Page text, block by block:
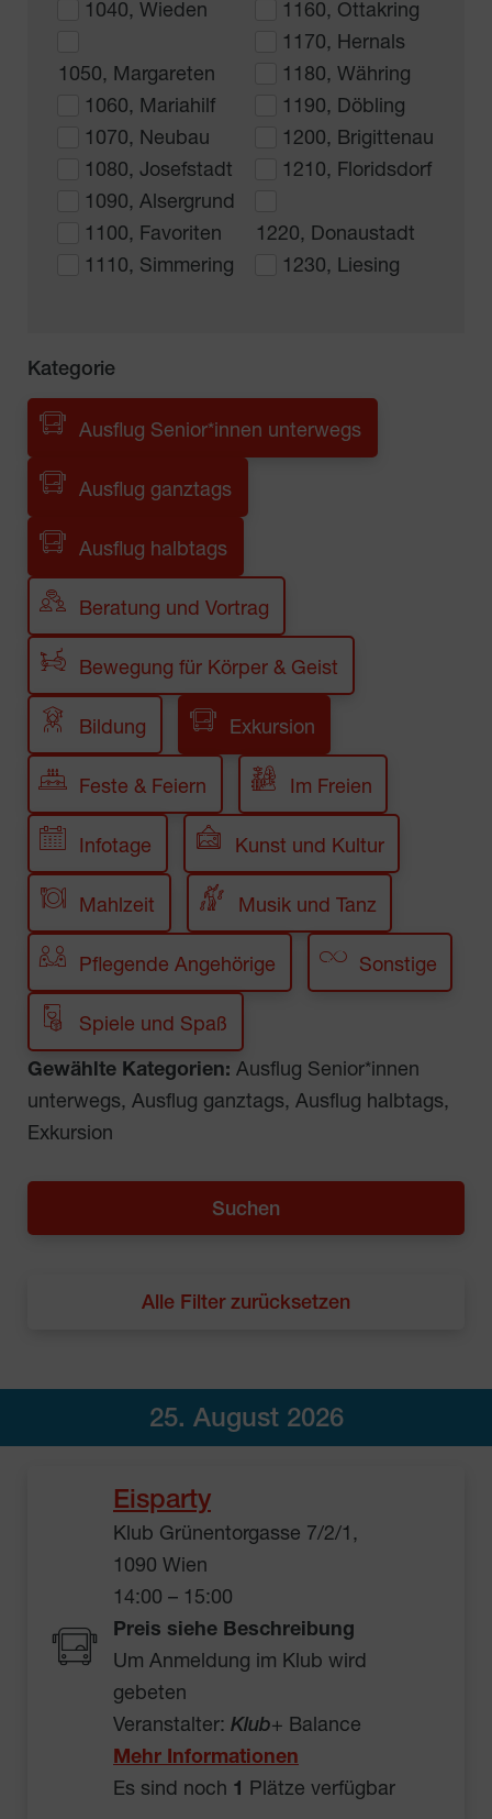
1040, Wieden
1050, Margareten
1060, Mariahilf
1070, Neubau
1080, Josefstadt
1090, Alsergrund
1100, Favoriten
1110, Simmering
1160, Ottakring
1170, Hernals
1180, Währing
1190, Döbling
1200, Brigittenau
1210, Floridsdorf
1220, Donaustadt
1230, Liesing
Kategorie
Ausflug Senior*innen unterwegs
Ausflug ganztags
Ausflug halbtags
Beratung und Vortrag
Bewegung für Körper & Geist
Bildung Exkursion
Feste & Feiern Im Freien
Infotage Kunst und Kultur
Mahlzeit Musik und Tanz
Pflegende Angehörige Sonstige
Spiele und Spaß
Gewählte Kategorien: Ausflug Senior*innen
unterwegs, Ausflug ganztags, Ausflug halbtags,
Exkursion
Alle Filter zurücksetzen
25. August 2026
Eisparty
Klub Grünentorgasse 7/2/1,
1090 Wien
14:00 – 15:00
Preis siehe Beschreibung
Um Anmeldung im Klub wird
gebeten
Veranstalter: Klub+ Balance
Mehr Informationen
Es sind noch 1 Plätze verfügbar